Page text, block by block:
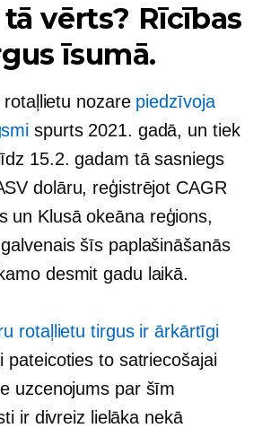
vērts? Rīcības
īsumā.
nozare piedzīvoja
spurts 2021. gadā, un tiek
15.2. gadam tā sasniegs
dolāru, reģistrējot CAGR
un Klusā okeānareģions,
šīs paplašināšanās
desmit gadu laikā.
rotaļlietu tirgus ir ārkārtīgi
pateicoties to satriecošajai
uzcenojums par šīm
ir divreiz lielāka nekā